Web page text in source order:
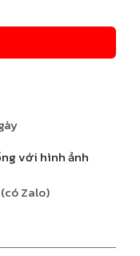
với hình ảnh
Zalo)